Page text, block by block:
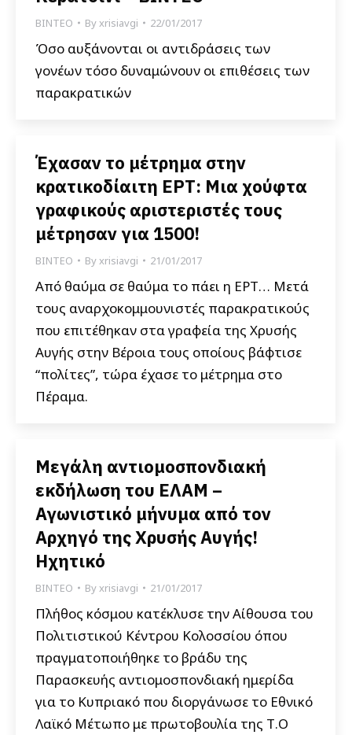
ΒΙΝΤΕΟ Byxrisiavgi 22/01/2017
Όσο αυξάνονται οι αντιδράσεις των
γονέων τόσο δυναμώνουν οι επιθέσεις των
παρακρατικών
Έχασαν το μέτρημα στην
κρατικοδίαιτη ΕΡΤ: Μια χούφτα
γραφικούς αριστεριστές τους
μέτρησαν για 1500!
ΒΙΝΤΕΟ Byxrisiavgi 21/01/2017
Από θαύμα σε θαύμα το πάει η ΕΡΤ… Μετά
τους αναρχοκομμουνιστές παρακρατικούς
που επιτέθηκαν στα γραφεία της Χρυσής
Αυγής στην Βέροια τους οποίους βάφτισε
“πολίτες”, τώρα έχασε το μέτρημα στο
Πέραμα.
Μεγάλη αντιομοσπονδιακή
εκδήλωση του ΕΛΑΜ –
Αγωνιστικό μήνυμα από τον
Αρχηγό της Χρυσής Αυγής!
Ηχητικό
ΒΙΝΤΕΟ Byxrisiavgi 21/01/2017
Πλήθος κόσμου κατέκλυσε την Αίθουσα του
Πολιτιστικού Κέντρου Κολοσσίου όπου
πραγματοποιήθηκε το βράδυ της
Παρασκευής αντιομοσπονδιακή ημερίδα
για το Κυπριακό που διοργάνωσε το Εθνικό
Λαϊκό Μέτωπο με πρωτοβουλία της Τ.Ο